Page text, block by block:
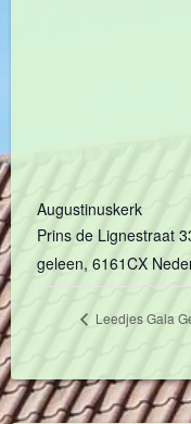
Augustinuskerk
Prins de Lignestraat
geleen, 6161CX
Leedjes Gala